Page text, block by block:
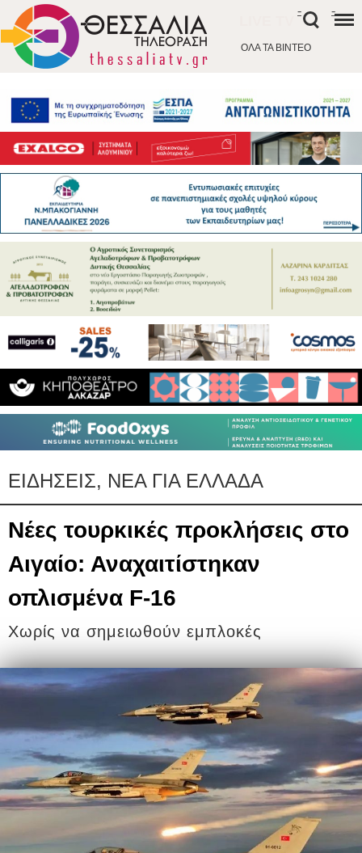
ΟΛΑ ΤΑ ΒΙΝΤΕΟ
- -
ΕΙΔΗΣΕΙΣ, ΝΕΑ ΓΙΑ ΕΛΛΑΔΑ
Νέες τουρκικές προκλήσεις στο
Αιγαίο: Αναχαιτίστηκαν
οπλισμένα F-16
Χωρίς να σημειωθούν εμπλοκές